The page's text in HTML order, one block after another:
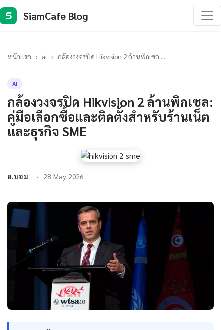
S SiamCafe Blog
หน้าแรก › ai › กล้องวงจรปิด Hikvision 2 ล้านพิกเซล:...
AI
กล้องวงจรปิด Hikvision 2 ล้านพิกเซล:
คู่มือเลือกซื้อและติดตั้งสำหรับร้านเน็ต
และธุรกิจ SME
อ.บอม 28 May 2026